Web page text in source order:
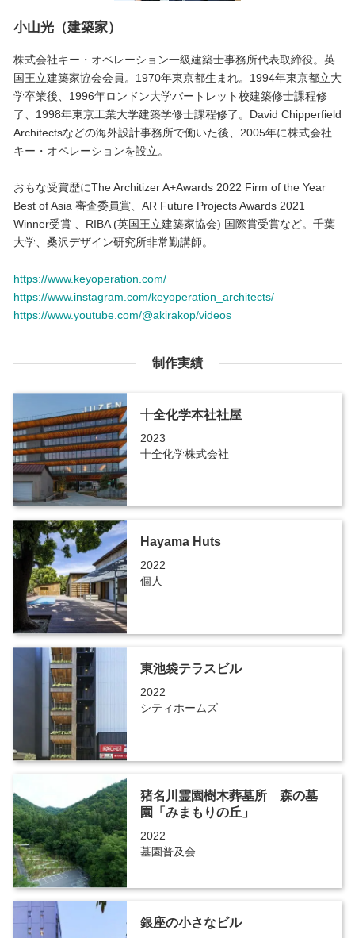
小山光（建築家）
株式会社キー・オペレーション一級建築士事務所代表取締役。英
国王立建築家協会会員。1970年東京都生まれ。1994年東京都立大
学卒業後、1996年ロンドン大学バートレット校建築修士課程修
了、1998年東京工業大学建築学修士課程修了。David Chipperfield
Architectsなどの海外設計事務所で働いた後、2005年に株式会社
キー・オペレーションを設立。
おもな受賞歴にThe Architizer A+Awards 2022 Firm of the Year
Best of Asia 審査委員賞、AR Future Projects Awards 2021
Winner受賞 、RIBA (英国王立建築家協会) 国際賞受賞など。千葉
大学、桑沢デザイン研究所非常勤講師。
https://www.keyoperation.com/
https://www.instagram.com/keyoperation_architects/
https://www.youtube.com/@akirakop/videos
制作実績
十全化学本社社屋
2023
十全化学株式会社
Hayama Huts
2022
個人
東池袋テラスビル
2022
シティホームズ
猪名川霊園樹木葬墓所 森の墓
園「みまもりの丘」
2022
墓園普及会
銀座の小さなビル